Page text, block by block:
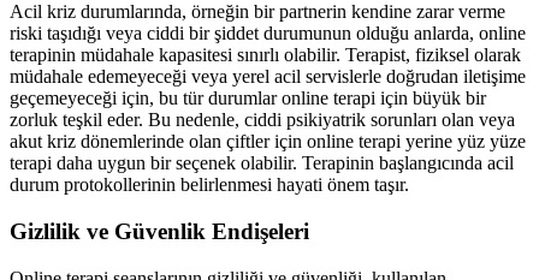
Acil kriz durumlarında, örneğin bir partnerin kendine zarar verme
riski taşıdığı veya ciddi bir şiddet durumunun olduğu anlarda, online
terapinin müdahale kapasitesi sınırlı olabilir. Terapist, fiziksel olarak
müdahale edemeyeceği veya yerel acil servislerle doğrudan iletişime
geçemeyeceği için, bu tür durumlar online terapi için büyük bir
zorluk teşkil eder. Bu nedenle, ciddi psikiyatrik sorunları olan veya
akut kriz dönemlerinde olan çiftler için online terapi yerine yüz yüze
terapi daha uygun bir seçenek olabilir. Terapinin başlangıcında acil
durum protokollerinin belirlenmesi hayati önem taşır.
Gizlilik ve Güvenlik Endişeleri